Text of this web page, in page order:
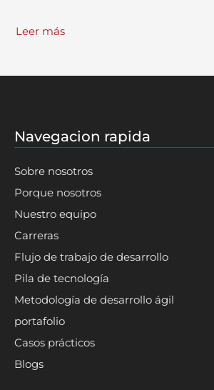
Leer más
Navegacion rapida
Sobre nosotros
Porque nosotros
Nuestro equipo
Carreras
Flujo de trabajo de desarrollo
Pila de tecnología
Metodología de desarrollo ágil
portafolio
Casos prácticos
Blogs